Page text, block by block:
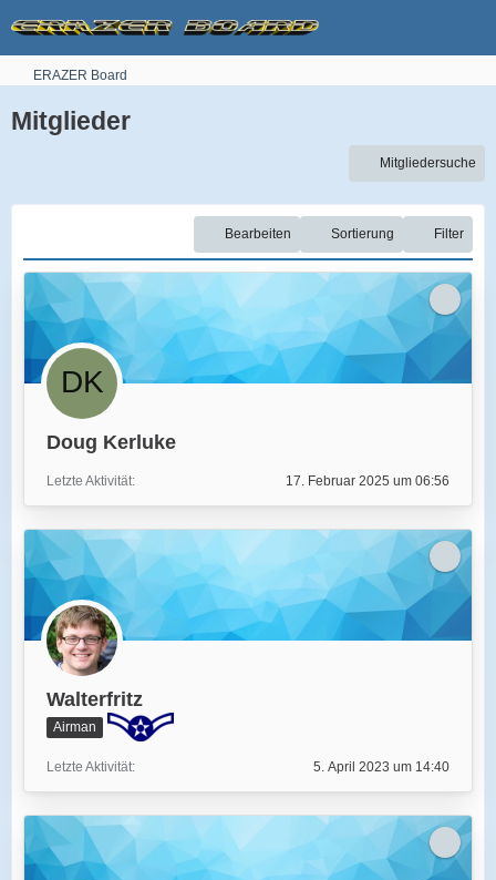
ERAZER Board
Mitglieder
Mitgliedersuche
Bearbeiten Sortierung Filter
Doug Kerluke
Letzte Aktivität 17. Februar 2025 um 06:56
Walterfritz
Airman
Letzte Aktivität 5. April 2023 um 14:40